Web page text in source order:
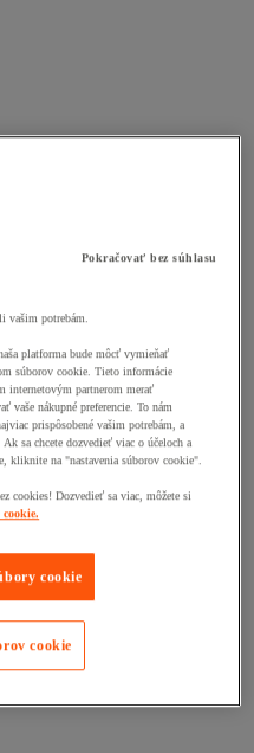
Pokračovať bez súhlasu
vašim potrebám.
platforma bude môcť vymieňať
súborov cookie. Tieto informácie
internetovým partnerom merať
vaše nákupné preferencie. To nám
prispôsobené vašim potrebám, a
sa chcete dozvedieť viac o účeloch a
kliknite na "nastavenia súborov cookie".
cookies! Dozvedieť sa viac, môžete si
cookie
cookie